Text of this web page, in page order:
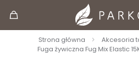
Strona główna
Akcesoria
Fuga żywiczna Fug Mix Elastic